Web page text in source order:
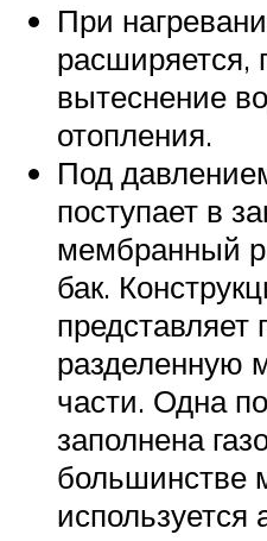
При
расширяется,
вытеснение
отопления.
Под
поступает в
мембранный
бак.
представляет
разделенную
части. Одна
заполнена
большинстве
используется